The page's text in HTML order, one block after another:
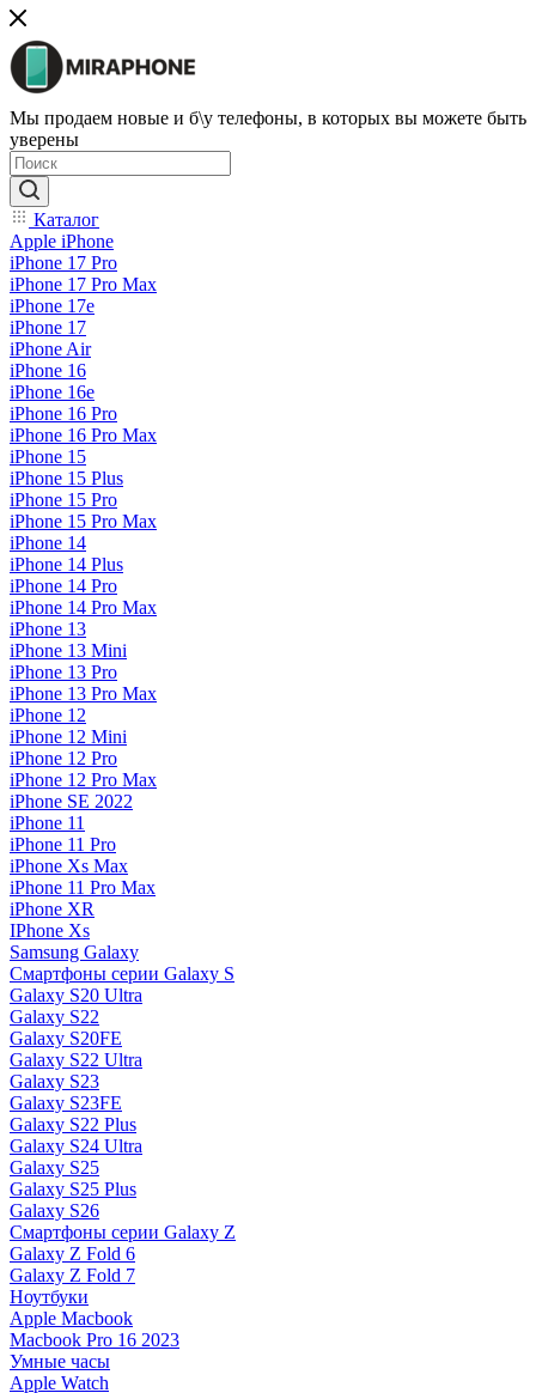
Мы продаем новые и б\у телефоны, в которых вы можете быть
уверены
Каталог
Apple iPhone
iPhone 17 Pro
iPhone 17 Pro Max
iPhone 17e
iPhone 17
iPhone Air
iPhone 16
iPhone 16e
iPhone 16 Pro
iPhone 16 Pro Max
iPhone 15
iPhone 15 Plus
iPhone 15 Pro
iPhone 15 Pro Max
iPhone 14
iPhone 14 Plus
iPhone 14 Pro
iPhone 14 Pro Max
iPhone 13
iPhone 13 Mini
iPhone 13 Pro
iPhone 13 Pro Max
iPhone 12
iPhone 12 Mini
iPhone 12 Pro
iPhone 12 Pro Max
iPhone SE 2022
iPhone 11
iPhone 11 Pro
iPhone Xs Max
iPhone 11 Pro Max
iPhone XR
IPhone Xs
Samsung Galaxy
Смартфоны серии Galaxy S
Galaxy S20 Ultra
Galaxy S22
Galaxy S20FE
Galaxy S22 Ultra
Galaxy S23
Galaxy S23FE
Galaxy S22 Plus
Galaxy S24 Ultra
Galaxy S25
Galaxy S25 Plus
Galaxy S26
Смартфоны серии Galaxy Z
Galaxy Z Fold 6
Galaxy Z Fold 7
Ноутбуки
Apple Macbook
Macbook Pro 16 2023
Умные часы
Apple Watch